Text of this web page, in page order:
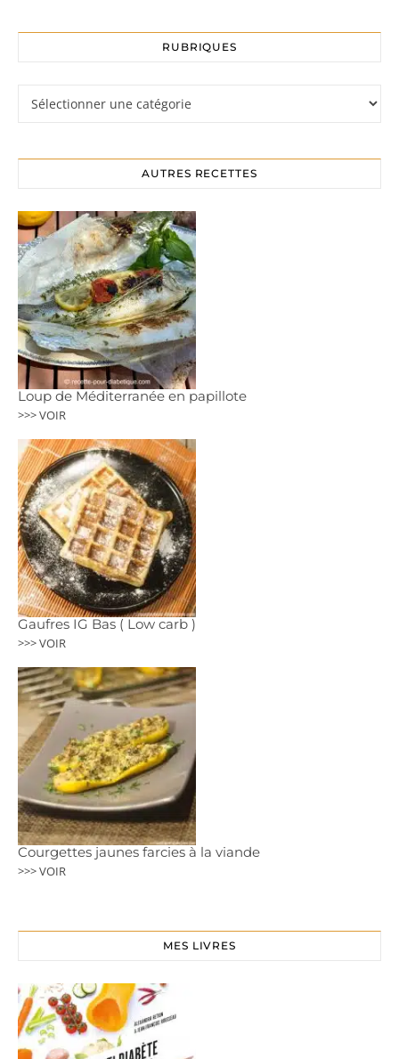
RUBRIQUES
AUTRES RECETTES
Loup de Méditerranée en papillote
>>> VOIR
Gaufres IG Bas ( Low carb )
>>> VOIR
Courgettes jaunes farcies à la viande
>>> VOIR
MES LIVRES